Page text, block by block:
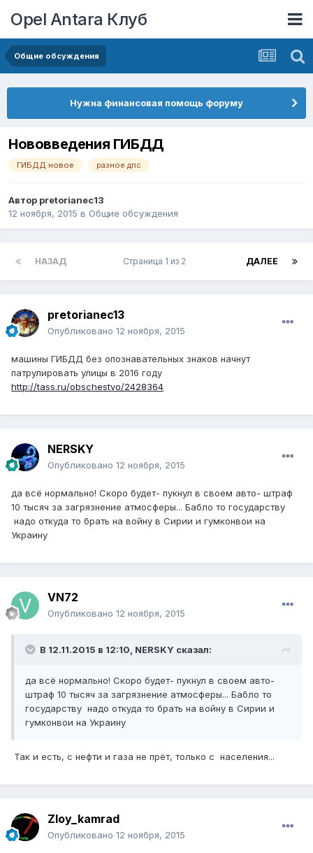
Opel Antara Клуб
Общие обсуждения
Нужна финансовая помощь форуму
Нововведения ГИБДД
ГИБДД новое разное дпс
Автор pretorianec13
12 ноября, 2015 в Общие обсуждения
НАЗАД ДАЛЕЕ
Страница 1 из 2
pretorianec13
Опубликовано 12 ноября, 2015
машины ГИБДД без опознавательных знаков начнут
патрулировать улицы в 2016 году
http://tass.ru/obschestvo/2428364
NERSKY
Опубликовано 12 ноября, 2015
да всё нормально! Скоро будет- пукнул в своем авто- штраф
10 тысяч за загрязнение атмосферы... Бабло то государству
надо откуда то брать на войну в Сирии и гумконвои на
Украину
VN72
Опубликовано 12 ноября, 2015
В 12.11.2015 в 12:10, NERSKY сказал:
да всё нормально! Скоро будет- пукнул в своем авто-
штраф 10 тысяч за загрязнение атмосферы... Бабло то
государству надо откуда то брать на войну в Сирии и
гумконвои на Украину
Так и есть, с нефти и газа не прёт, только с населения...
Zloy_kamrad
Опубликовано 12 ноября, 2015